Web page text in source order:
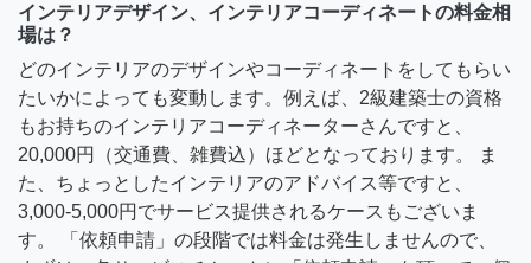
インテリアデザイン、インテリアコーディネートの料金相
場は？
どのインテリアのデザインやコーディネートをしてもらい
たいかによっても変動します。例えば、2級建築士の資格
もお持ちのインテリアコーディネーターさんですと、
20,000円（交通費、雑費込）ほどとなっております。 ま
た、ちょっとしたインテリアのアドバイス等ですと、
3,000-5,000円でサービス提供されるケースもございま
す。 「依頼申請」の段階では料金は発生しませんので、